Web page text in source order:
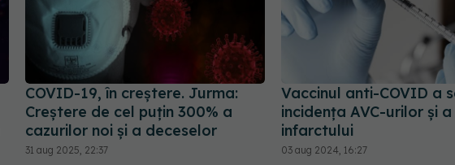
COVID-19, în creștere. Jurma:
Creștere de cel puțin 300% a
cazurilor noi și a deceselor
31 aug 2025, 22:37
Vaccinul anti-COVID a
incidența AVC-urilor și a
infarctului
03 aug 2024, 16:27